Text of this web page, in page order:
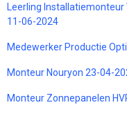
Leerling
11-06-2024
Medewerker Productie
Monteur Nouryon 23-04-
Monteur Zonnepanelen